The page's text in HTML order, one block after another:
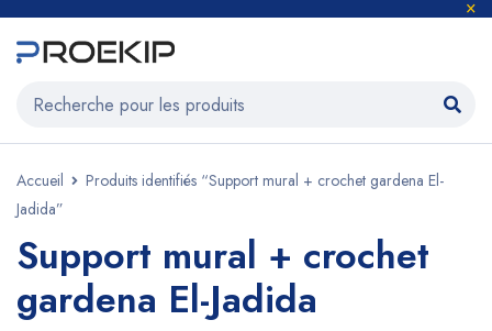
Accueil
Produits identifiés “Support mural + crochet gardena El-
Jadida”
Support mural + crochet
gardena El-Jadida